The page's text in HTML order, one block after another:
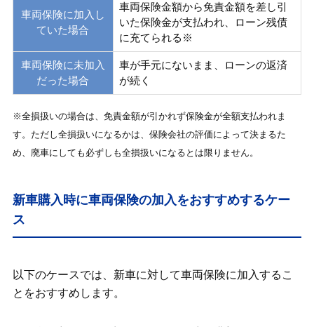
車両保険に加入し
ていた場合
車両保険金額から免責金額を差し引
いた保険金が支払われ、ローン残債
に充てられる※
車両保険に未加入
だった場合
車が手元にないまま、ローンの返済
が続く
※全損扱いの場合は、免責金額が引かれず保険金が全額支払われま
す。ただし全損扱いになるかは、保険会社の評価によって決まるた
め、廃車にしても必ずしも全損扱いになるとは限りません。
新車購入時に車両保険の加入をおすすめするケー
ス
以下のケースでは、新車に対して車両保険に加入するこ
とをおすすめします。